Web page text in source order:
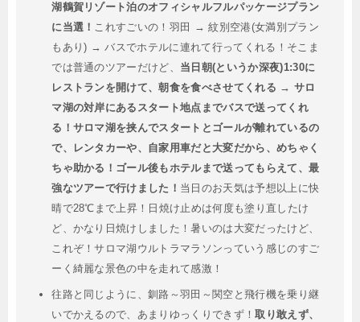
湖鶴賀リゾート泊のオフィシャルフルパッケージプラン
に当選！ これすごいの！羽田 → 紋別空港(女満別プラン
もあり) → バスでホテルに連れて行ってくれる！そこま
では普通のツアーだけど、 当日朝(というか深夜)1:30に
レストランを開けて、朝食を食べさせてくれる → サロ
マ湖の対岸にあるスタート地点までバスで送ってくれ
る！サロマ湖を挟んでスタートとゴールが離れているの
で、レンタカーや、自家用車だと大変だから、めちゃく
ちゃ助かる！ゴール後もホテルまで送ってもらえて、最
強なツアーで行けました！ 当日のお天気は予想以上に快
晴で28℃まで上昇！日焼け止めは何度も塗り直したけ
ど、かなり日焼けしました！暑いのは大変だったけど、
これぞ！サロマ湖ウルトラマラソンっていう感じのすご
ーく綺麗な景色の中を走れて感激！
往路と同じように、釧路～羽田～関空と飛行機を乗り継
いでかえるので、あまりゆっくりできず！取り敢えず、